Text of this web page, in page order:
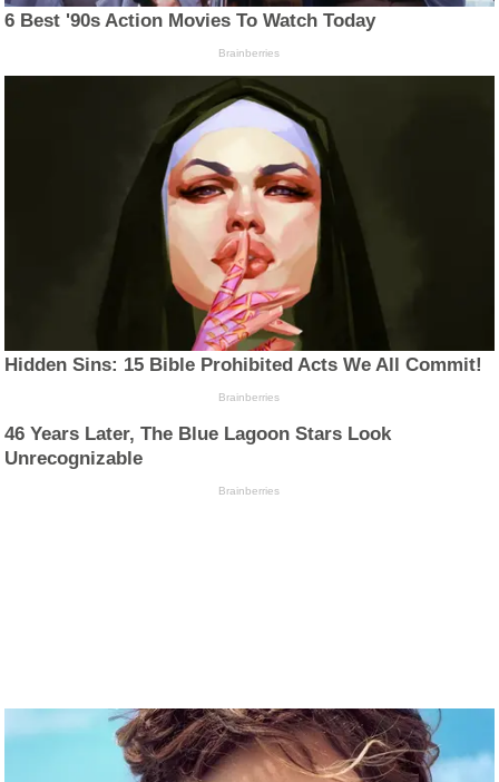
6 Best '90s Action Movies To Watch Today
Brainberries
Hidden Sins: 15 Bible Prohibited Acts We All Commit!
Brainberries
46 Years Later, The Blue Lagoon Stars Look
Unrecognizable
Brainberries